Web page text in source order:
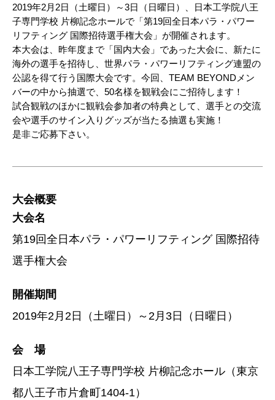
2019年2月2日（土曜日）～3日（日曜日）、日本工学院八王
子専門学校 片柳記念ホールで「第19回全日本パラ・パワー
リフティング 国際招待選手権大会」が開催されます。
本大会は、昨年度まで「国内大会」であった大会に、新たに
海外の選手を招待し、世界パラ・パワーリフティング連盟の
公認を得て行う国際大会です。今回、TEAM BEYONDメン
バーの中から抽選で、50名様を観戦会にご招待します！
試合観戦のほかに観戦会参加者の特典として、選手との交流
会や選手のサイン入りグッズが当たる抽選も実施！
是非ご応募下さい。
大会概要
大会名
第19回全日本パラ・パワーリフティング 国際招待
選手権大会
開催期間
2019年2月2日（土曜日）～2月3日（日曜日）
会 場
日本工学院八王子専門学校 片柳記念ホール（東京
都八王子市片倉町1404-1）